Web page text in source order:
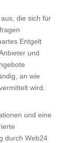
die sich für
Entgelt
und
an wie
wird.
und eine
durch Web24